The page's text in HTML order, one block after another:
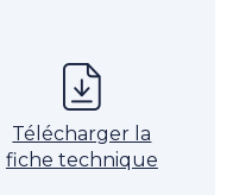
Télécharger la
fiche technique